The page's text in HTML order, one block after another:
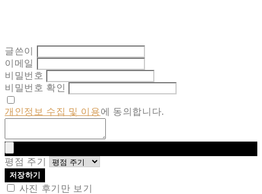
글쓴이
이메일
비밀번호
비밀번호 확인
개인정보 수집 및 이용에 동의합니다.
평점 주기
저장하기
사진 후기만 보기